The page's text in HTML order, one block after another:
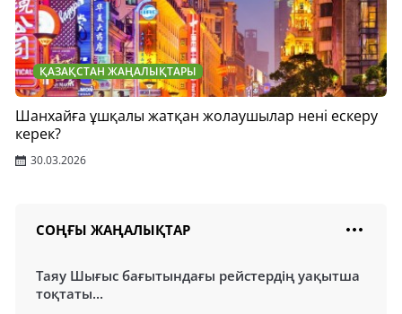
ҚАЗАҚСТАН ЖАҢАЛЫҚТАРЫ
Шанхайға ұшқалы жатқан жолаушылар нені ескеру
керек?
30.03.2026
СОҢҒЫ ЖАҢАЛЫҚТАР
Таяу Шығыс бағытындағы рейстердің уақытша
тоқтаты...